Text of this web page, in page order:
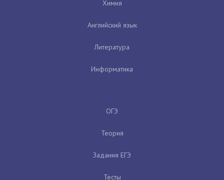
Химия
Английский язык
Литература
Информатика
ОГЭ
Теория
Задания ЕГЭ
Тесты